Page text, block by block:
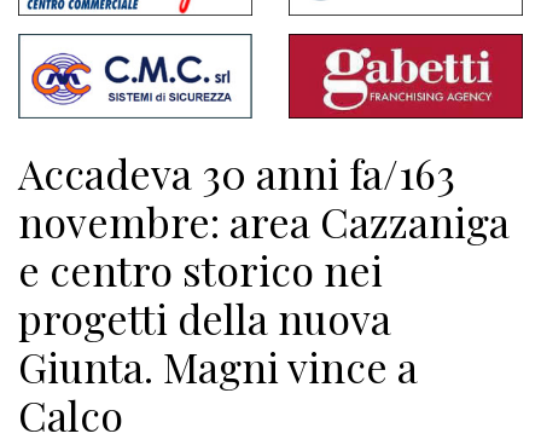
Contenuti
del
sito
Associazioni
Meteo
CONTATTI
La
redazione
Accadeva 30 anni fa/163
novembre: area Cazzaniga
e centro storico nei
progetti della nuova
Giunta. Magni vince a
Calco